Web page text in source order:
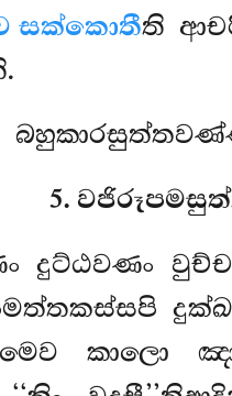
සක්කොතීති
5.
දුට්ඨවණං
කාලො